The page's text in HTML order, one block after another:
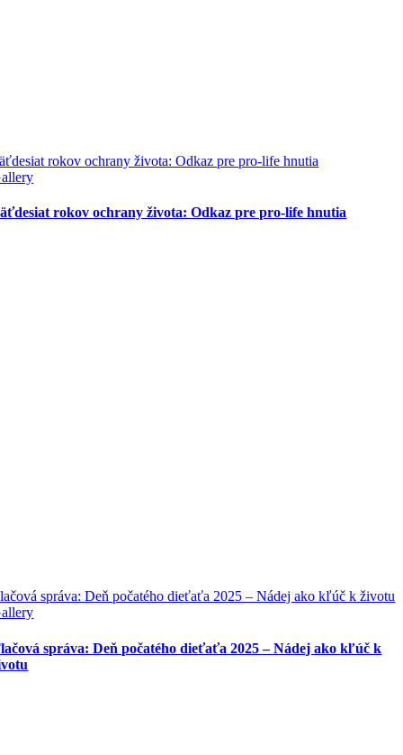
rokov ochrany života: Odkaz pre pro-life hnutia
rokov ochrany života: Odkaz pre pro-life hnutia
správa: Deň počatého dieťaťa 2025 – Nádej ako kľúč k životu
správa: Deň počatého dieťaťa 2025 – Nádej ako kľúč k